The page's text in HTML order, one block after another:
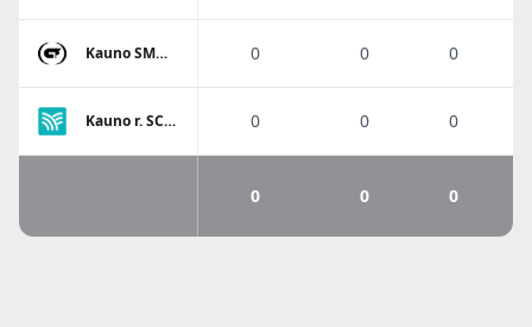
Kauno SM
0 0 0
Kauno r. SC-
0 0 0
0 0 0